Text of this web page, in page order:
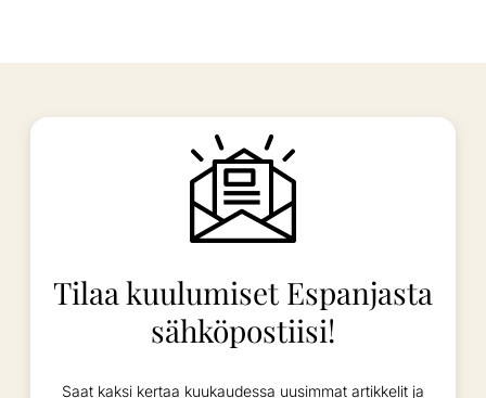
Tilaa kuulumiset Espanjasta
sähköpostiisi!
Saat kaksi kertaa kuukaudessa uusimmat artikkelit ja